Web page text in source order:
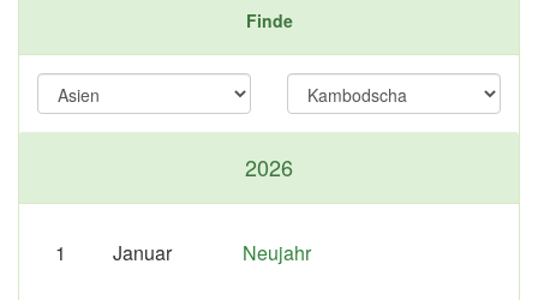
Finde
2026
1 Januar Neujahr